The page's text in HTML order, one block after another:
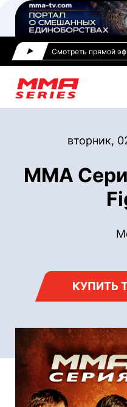
Смотреть прямой
вторник,
ММА
КУПИТЬ